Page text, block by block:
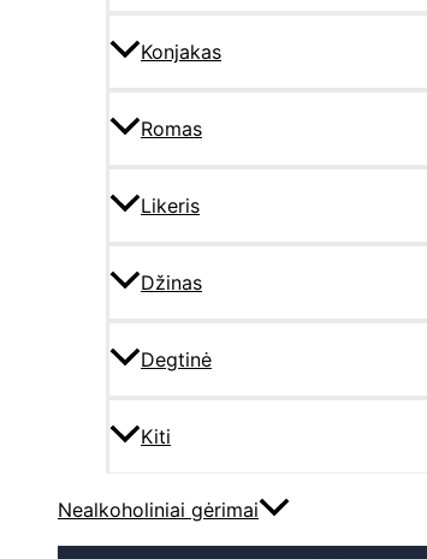
Konjakas
Romas
Likeris
Džinas
Degtinė
Kiti
Nealkoholiniai gėrimai